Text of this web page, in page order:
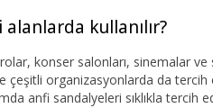
kullanılır?
konser salonları, sinemalar ve
çeşitli organizasyonlarda da
anfi sandalyeleri sıklıkla tercih